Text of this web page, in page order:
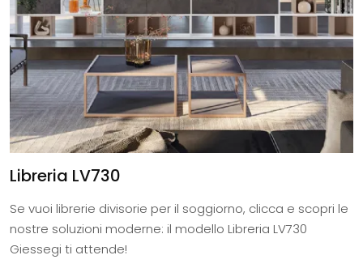
Libreria LV730
Se vuoi librerie divisorie per il soggiorno, clicca e scopri le
nostre soluzioni moderne: il modello Libreria LV730
Giessegi ti attende!